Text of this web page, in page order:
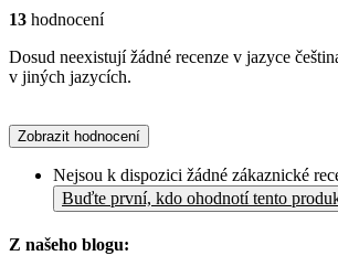
13 hodnocení
Dosud neexistují žádné recenze v jazyce
v jiných jazycích.
Zobrazit hodnocení
Nejsou k dispozici žádné zákaznické
Buďte první, kdo ohodnotí tento
Z našeho blogu: